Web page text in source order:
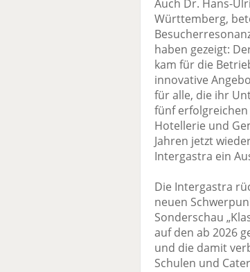
Auch Dr. Hans-
Württemberg,
haben gezeigt:
kam für die
innovative
für alle, die ihr
fünf
Hotellerie und
Jahren jetzt
Intergastra ein
Die Intergastra
neuen
Sonderschau
auf den ab 2026
und die damit
Schulen und